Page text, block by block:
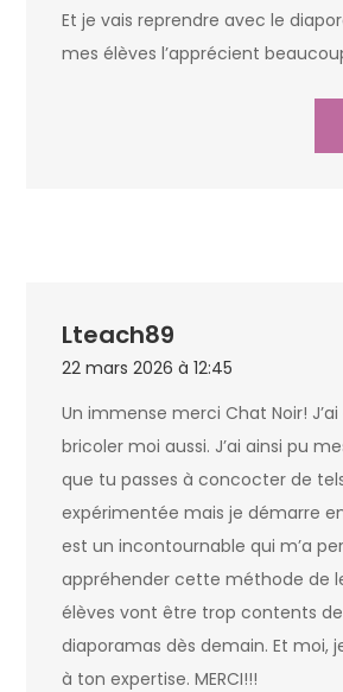
Et je vais reprendre avec le
mes élèves l’apprécient
Lteach89
22 mars 2026 à 12:45
Un immense merci Chat Noir!
bricoler moi aussi. J’ai ainsi pu
que tu passes à concocter de
expérimentée mais je démarre
est un incontournable qui m’a
appréhender cette méthode de
élèves vont être trop contents
diaporamas dès demain. Et moi,
à ton expertise. MERCI!!!